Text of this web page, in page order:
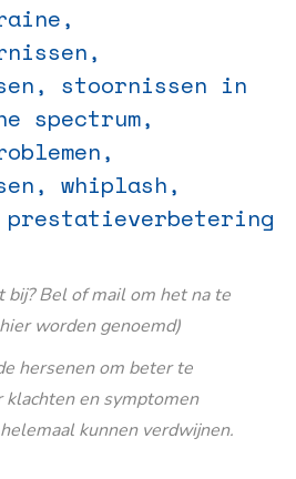
stoornissen in
spectrum,
whiplash,
bij? Bel of mail om het na te
worden genoemd)
hersenen om beter te
en symptomen
kunnen verdwijnen.